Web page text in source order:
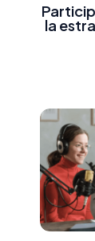
la